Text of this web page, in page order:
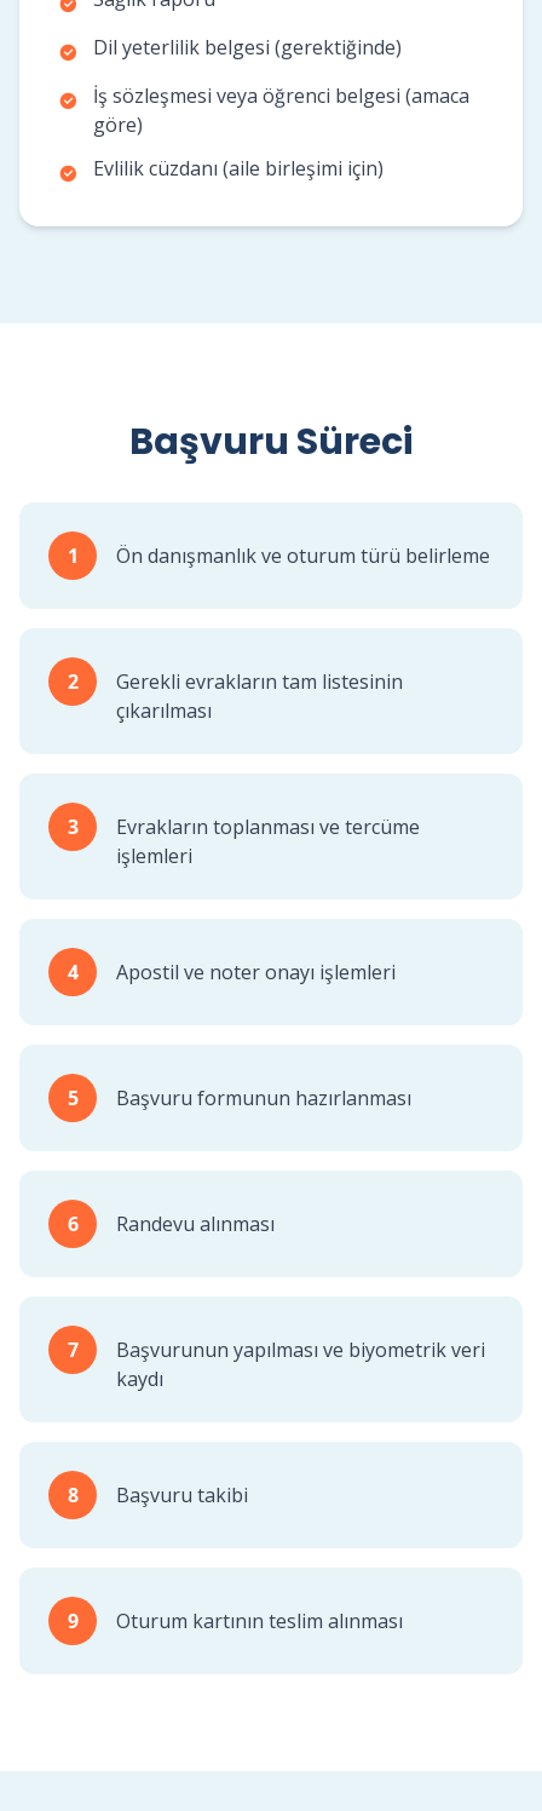
Dil yeterlilik belgesi (gerektiğinde)
İş sözleşmesi veya öğrenci belgesi (amaca
göre)
Evlilik cüzdanı (aile birleşimi için)
Başvuru Süreci
1 Ön danışmanlık ve oturum türü belirleme
2
Gerekli evrakların tam listesinin
çıkarılması
3
Evrakların toplanması ve tercüme
işlemleri
4 Apostil ve noter onayı işlemleri
5 Başvuru formunun hazırlanması
6 Randevu alınması
7
Başvurunun yapılması ve biyometrik veri
kaydı
8 Başvuru takibi
9 Oturum kartının teslim alınması